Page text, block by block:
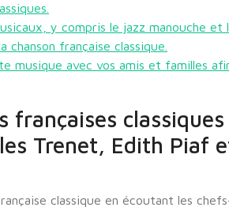
y compris le jazz manouche et
française classique.
musique avec vos amis et familles
françaises
Trenet, Edith Piaf
classique en écoutant les